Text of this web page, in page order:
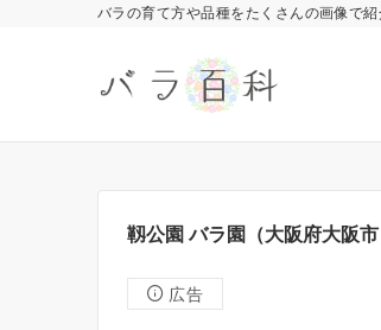
バラの育て方や品種をたくさんの画像で
靱公園 バラ園（大阪府大阪市
広告